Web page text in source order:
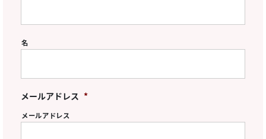
名
メールアドレス *
メールアドレス